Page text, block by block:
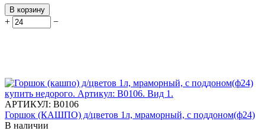
В корзину
+ −
АРТИКУЛ: В0106
Горшок (КАШПО) д/цветов 1л, мраморный, с поддоном(ф24)
В наличии